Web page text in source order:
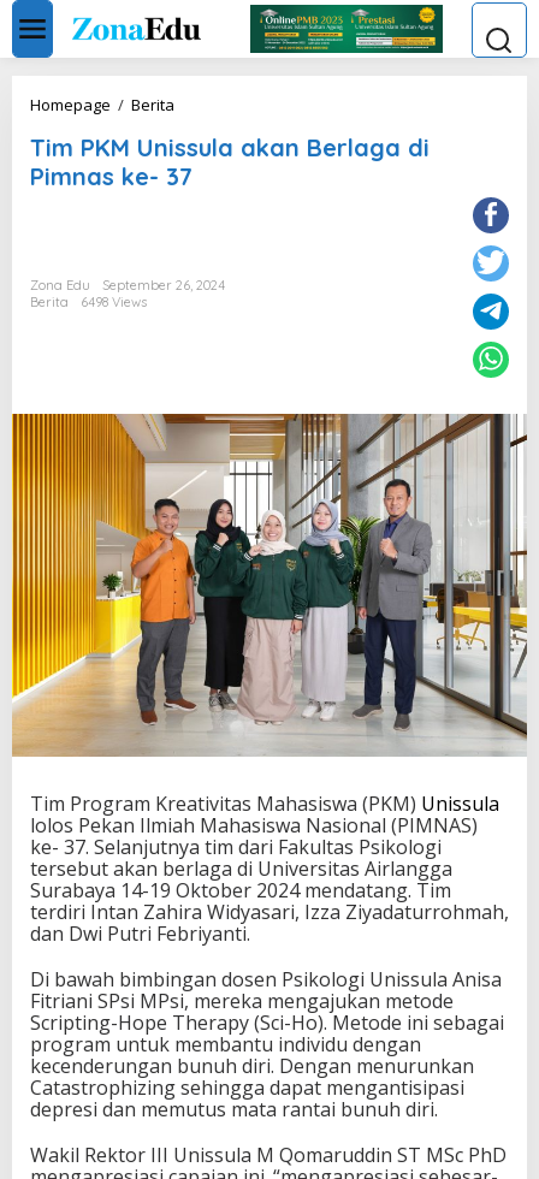
Skip
content
Homepage / Berita
Unissula
akan
Berlaga
37
Tim PKM Unissula akan Berlaga di
Pimnas ke- 37
Zona Edu
September 26, 2024
Berita
6498 Views
Tim Program Kreativitas Mahasiswa (PKM) Unissula
lolos Pekan Ilmiah Mahasiswa Nasional (PIMNAS)
ke- 37. Selanjutnya tim dari Fakultas Psikologi
tersebut akan berlaga di Universitas Airlangga
Surabaya 14-19 Oktober 2024 mendatang. Tim
terdiri Intan Zahira Widyasari, Izza Ziyadaturrohmah,
dan Dwi Putri Febriyanti.
Di bawah bimbingan dosen Psikologi Unissula Anisa
Fitriani SPsi MPsi, mereka mengajukan metode
Scripting-Hope Therapy (Sci-Ho). Metode ini sebagai
program untuk membantu individu dengan
kecenderungan bunuh diri. Dengan menurunkan
Catastrophizing sehingga dapat mengantisipasi
depresi dan memutus mata rantai bunuh diri.
Wakil Rektor III Unissula M Qomaruddin ST MSc PhD